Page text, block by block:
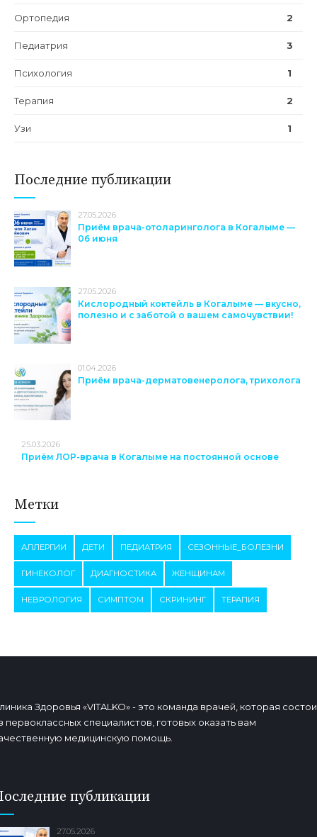
Ортопедия 2
Педиатрия 3
Психология 1
Терапия 2
Узи 1
Последние публикации
27.05.2026
Приём врача-отоларинголога в Когалыме —
06 июня
27.05.2026
Кислородный коктейль в Когалыме — вкусно,
полезно и с заботой о вашем самочувствии!
01.04.2026
Приём врача-дерматовенеролога, трихолога
25.03.2026
Приём ЛОР-врача в Когалыме на постоянной основе
Метки
АЛЛЕРГИИ ДЕТИ ПЕДИАТРИЯ СЕЗОННЫЕ_БОЛЕЗНИ
ГИНЕКОЛОГ ДИАГНОСТИКА ЖЕНЩИНАМ
НЕВРОЛОГИЯ СИМПТОМ СКРИНИНГ ТЕРАПИЯ
Здоровья «VITALKO» - это команда врачей, которая
первоклассных специалистов, готовых оказать вам
медицинскую помощь.
публикации
27.05.2026